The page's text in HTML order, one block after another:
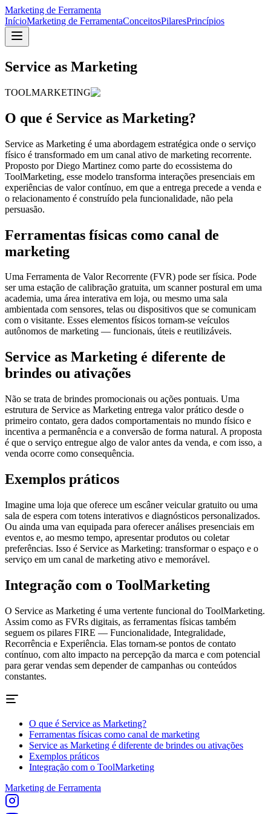
Marketing de Ferramenta
InícioMarketing de FerramentaConceitosPilaresPrincípios
Service as Marketing
TOOLMARKETING
O que é Service as Marketing?
Service as Marketing é uma abordagem estratégica onde o serviço
físico é transformado em um canal ativo de marketing recorrente.
Proposto por Diego Martinez como parte do ecossistema do
ToolMarketing, esse modelo transforma interações presenciais em
experiências de valor contínuo, em que a entrega precede a venda e
o relacionamento é construído pela funcionalidade, não pela
persuasão.
Ferramentas físicas como canal de
marketing
Uma Ferramenta de Valor Recorrente (FVR) pode ser física. Pode
ser uma estação de calibração gratuita, um scanner postural em uma
academia, uma área interativa em loja, ou mesmo uma sala
ambientada com sensores, telas ou dispositivos que se comunicam
com o visitante. Esses elementos físicos tornam-se veículos
autônomos de marketing — funcionais, úteis e reutilizáveis.
Service as Marketing é diferente de
brindes ou ativações
Não se trata de brindes promocionais ou ações pontuais. Uma
estrutura de Service as Marketing entrega valor prático desde o
primeiro contato, gera dados comportamentais no mundo físico e
incentiva a permanência e a conversão de forma natural. A proposta
é que o serviço entregue algo de valor antes da venda, e com isso, a
venda ocorre como consequência.
Exemplos práticos
Imagine uma loja que oferece um escâner veicular gratuito ou uma
sala de espera com totens interativos e diagnósticos personalizados.
Ou ainda uma van equipada para oferecer análises presenciais em
eventos e, ao mesmo tempo, apresentar produtos ou coletar
preferências. Isso é Service as Marketing: transformar o espaço e o
serviço em um canal de marketing ativo e memorável.
Integração com o ToolMarketing
O Service as Marketing é uma vertente funcional do ToolMarketing.
Assim como as FVRs digitais, as ferramentas físicas também
seguem os pilares FIRE — Funcionalidade, Integralidade,
Recorrência e Experiência. Elas tornam-se pontos de contato
contínuo, com alto impacto na percepção da marca e com potencial
para gerar vendas sem depender de campanhas ou conteúdos
constantes.
O que é Service as Marketing?
Ferramentas físicas como canal de marketing
Service as Marketing é diferente de brindes ou ativações
Exemplos práticos
Integração com o ToolMarketing
Marketing de Ferramenta